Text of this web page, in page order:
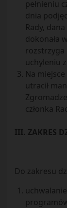
pełnieniu
dnia
Rady,
dokonała
rozstrzyga
uchyleniu
Na
utracił
członka
III. ZAKRES
Do zakresu